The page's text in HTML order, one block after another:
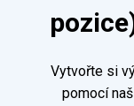
Vytvořte si
pomocí